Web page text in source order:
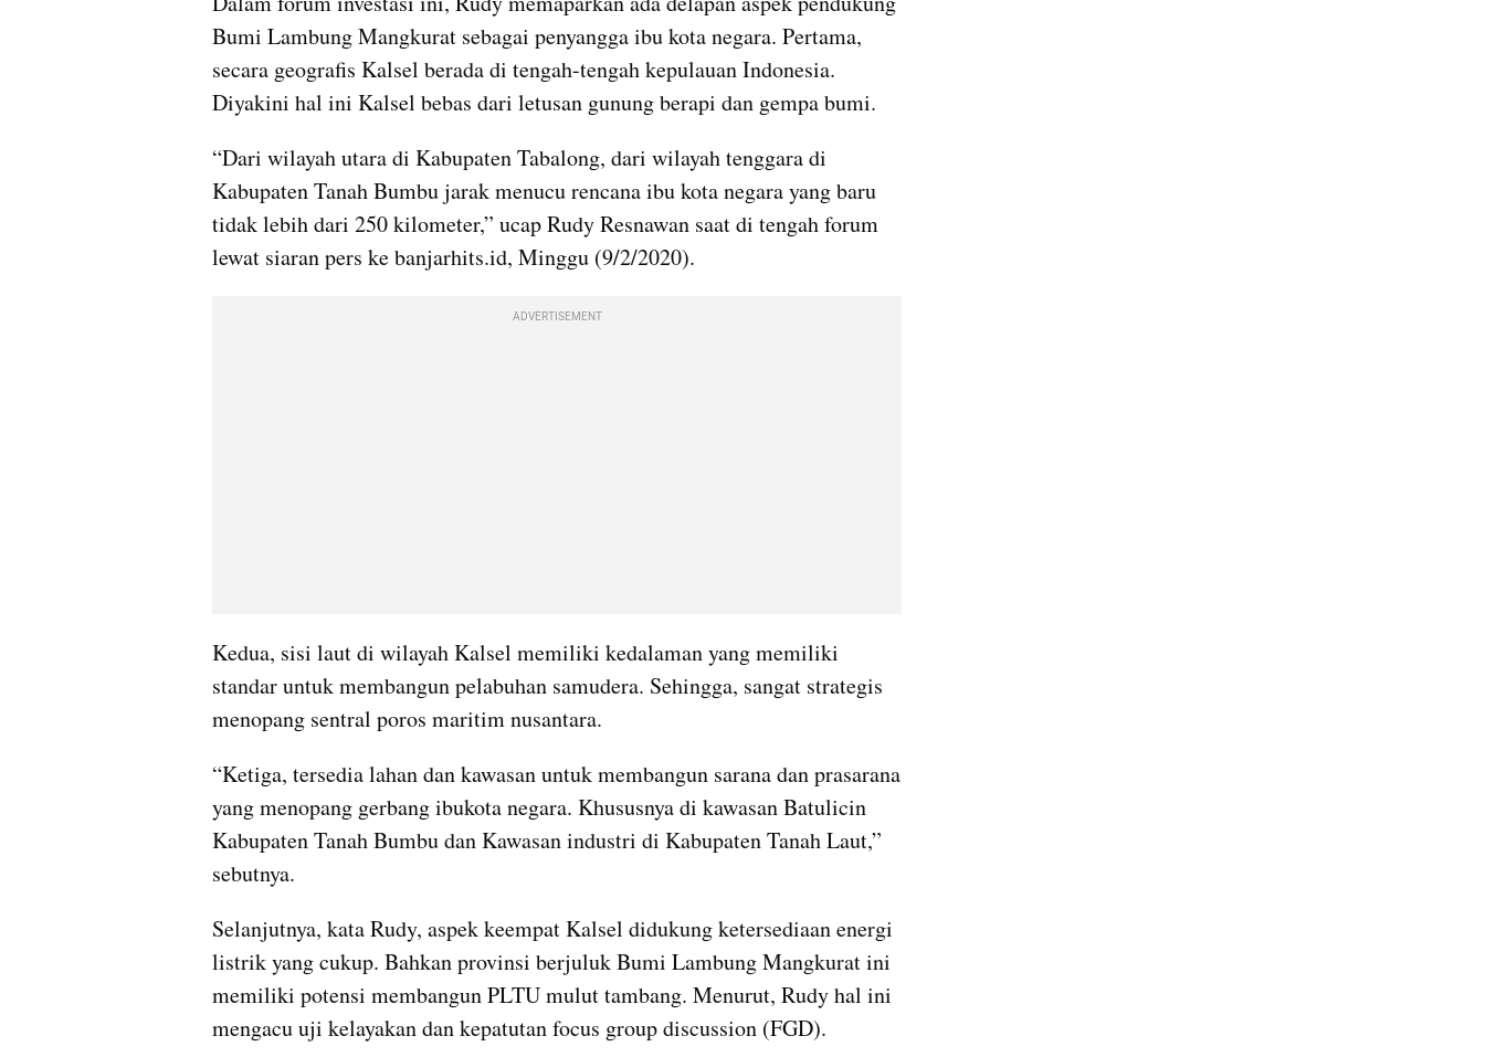
Bumi Lambung Mangkurat sebagai penyangga ibu kota negara. Pertama,
secara geografis Kalsel berada di tengah-tengah kepulauan Indonesia.
Diyakini hal ini Kalsel bebas dari letusan gunung berapi dan gempa bumi.
“Dari wilayah utara di Kabupaten Tabalong, dari wilayah tenggara di
Kabupaten Tanah Bumbu jarak menucu rencana ibu kota negara yang baru
tidak lebih dari 250 kilometer,” ucap Rudy Resnawan saat di tengah forum
lewat siaran pers ke banjarhits.id, Minggu (9/2/2020).
ADVERTISEMENT
Kedua, sisi laut di wilayah Kalsel memiliki kedalaman yang memiliki
standar untuk membangun pelabuhan samudera. Sehingga, sangat strategis
menopang sentral poros maritim nusantara.
“Ketiga, tersedia lahan dan kawasan untuk membangun sarana dan prasarana
yang menopang gerbang ibukota negara. Khususnya di kawasan Batulicin
Kabupaten Tanah Bumbu dan Kawasan industri di Kabupaten Tanah Laut,”
sebutnya.
Selanjutnya, kata Rudy, aspek keempat Kalsel didukung ketersediaan energi
listrik yang cukup. Bahkan provinsi berjuluk Bumi Lambung Mangkurat ini
memiliki potensi membangun PLTU mulut tambang. Menurut, Rudy hal ini
mengacu uji kelayakan dan kepatutan focus group discussion (FGD).